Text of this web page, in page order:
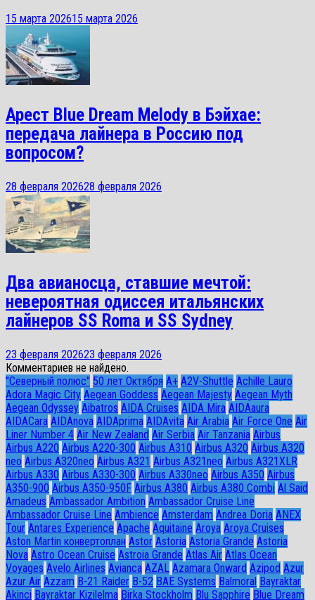
15 марта 202615 марта 2026
Арест Blue Dream Melody в Бэйхае:
передача лайнера в Россию под
вопросом?
28 февраля 202628 февраля 2026
Два авианосца, ставшие мечтой:
невероятная одиссея итальянских
лайнеров SS Roma и SS Sydney
23 февраля 202623 февраля 2026
Комментариев не найдено.
"Северный полюс" 50 лет Октября A+ A2V-Shuttle Achille Lauro
Adora Magic City Aegean Goddess Aegean Majesty Aegean Myth
Aegean Odyssey Aibatros AIDA Cruises AIDA Mira AIDAaura
AIDACara AIDAnova AIDAprima AIDAvita Air Arabia Air Force One Air
Liner Number 4 Air New Zealand Air Serbia Air Tanzania Airbus
Airbus A220 Airbus A220-300 Airbus A310 Airbus A320 Airbus A320
neo Airbus A320neo Airbus A321 Airbus A321neo Airbus A321XLR
Airbus A330 Airbus A330-300 Airbus A330neo Airbus A350 Airbus
A350-900 Airbus A350-950F Airbus A380 Airbus A380 Combi Al Said
Amadeus Ambassador Ambition Ambassador Cruise Line
Ambassador Сruise Line Ambience Amsterdam Andrea Doria ANEX
Tour Antares Experience Apache Aquitaine Aroya Aroya Cruises
Aston Martin конвертоплан Astor Astoria Astoria Grande Astoria
Nova Astro Ocean Cruise Astroia Grande Atlas Air Atlas Ocean
Voyages Avelo Airlines Avianca AZAL Azamara Onward Azipod Azur
Azur Air Azzam B-21 Raider B-52 BAE Systems Balmoral Bayraktar
Akinci Bayraktar Kizilelma Birka Stockholm Blu Sapphire Blue Dream